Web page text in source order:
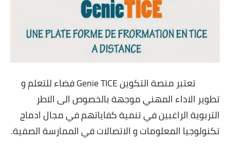
تعتبر منصة التكوينGenie TICEفضاء للتعلم و
تطوير الاداء المهني موجهة بالخصوص الى الاطر
التربوية الراغبين في تنمية كفاياتهم في مجال ادماج
تكنولوجيا المعلومات و الاتصالات في الممارسة الصفية.